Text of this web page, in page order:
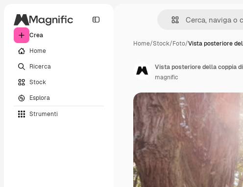
Crea
Home
Ricerca
Stock
Esplora
Strumenti
Home/Stock/Foto/Vista posteriore
Vista posteriore della coppia
magnific